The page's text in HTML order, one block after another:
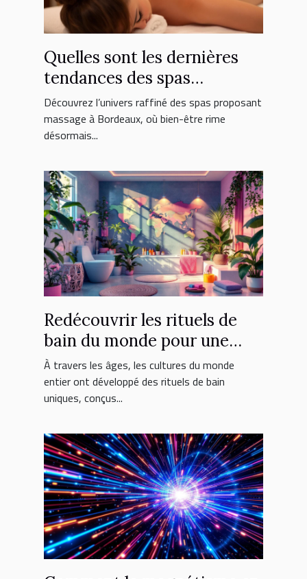
Quelles sont les dernières
tendances des spas
proposant massage à
Bordeaux ?
Découvrez l’univers raffiné des spas proposant
massage à Bordeaux, où bien-être rime
désormais...
Redécouvrir les rituels de
bain du monde pour une
relaxation ultime
À travers les âges, les cultures du monde
entier ont développé des rituels de bain
uniques, conçus...